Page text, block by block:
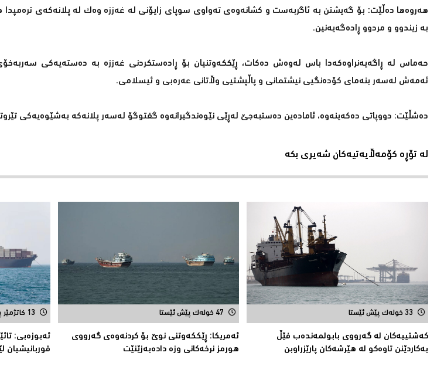
هەروەها دەڵێت: بۆ گەیشتن بە ئاگربەست و كشانەوەی تەواوی سوپای زایۆنی لە غەززە وەك لە پلانەكەی ترەمپدا
بە زیندوو و مردوو ڕادەگەیەنین.
حەماس لە ڕاگەیەنراوەكەدا باس لەوەش دەكات، ڕێككەوتنیان بۆ ڕادەستكردنی غەززە بە دەستەیەكی
ئەمەش لەسەر بنەمای كۆدەنگیی نیشتمانی و پاڵپشتیی وڵاتانی عەرەبی و ئیسلامی.
دەشڵێت: دووپاتی دەكەینەوە، ئامادەین دەستبەجێ لەڕێی نێوەندگیرانەوە گفتوگۆ لەسەر پلانەكە بەشێوەیەكی
لە تۆڕە کۆمەڵایەتیەکان شەیری بکە
33 خولەک پێش ئێستا
کەشتییەکان لە گەرووى بابولمەندەب فێڵ
بەکاردێنن تاوەکو لە هێرشەکان پارێزراوبن
47 خولەک پێش ئێستا
ئەمریكا: ڕێککەوتنى نوێ بۆ كردنەوەی گەرووی
هورمز نرخەكانی وزە دادەبەزێنێت
13 کاتژمێر پێش ئێستا
قوربانیشیان